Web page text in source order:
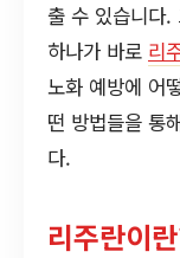
출 수 있습니다.
하나가 바로 리
노화 예방에 어
떤 방법들을 통
다.
리주란이